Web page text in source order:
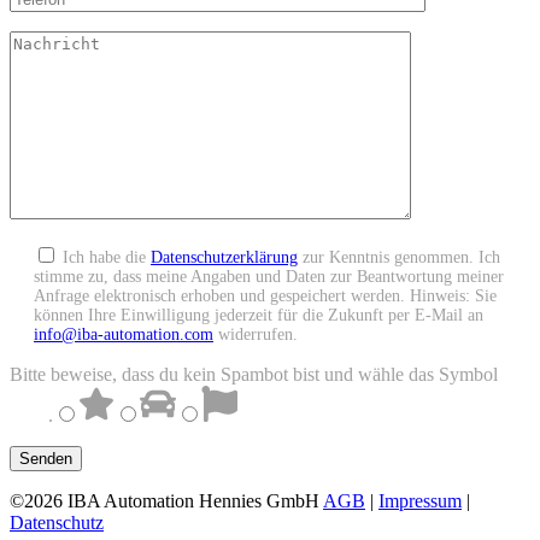
Ich habe die Datenschutzerklärung zur Kenntnis genommen. Ich
stimme zu, dass meine Angaben und Daten zur Beantwortung meiner
Anfrage elektronisch erhoben und gespeichert werden. Hinweis: Sie
können Ihre Einwilligung jederzeit für die Zukunft per E-Mail an
info@iba-automation.com widerrufen.
Bitte beweise, dass du kein Spambot bist und wähle das Symbol
.
©2026 IBA Automation Hennies GmbH AGB | Impressum |
Datenschutz